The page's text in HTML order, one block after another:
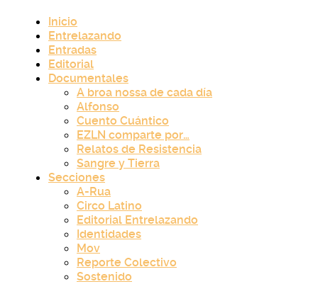
Inicio
Entrelazando
Entradas
Editorial
Documentales
A broa nossa de cada día
Alfonso
Cuento Cuántico
EZLN comparte por…
Relatos de Resistencia
Sangre y Tierra
Secciones
A-Rua
Circo Latino
Editorial Entrelazando
Identidades
Mov
Reporte Colectivo
Sostenido